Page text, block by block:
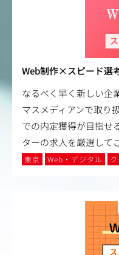
Web制作×スピード選
なるべく早く新しい企
マスメディアンで取り
での内定獲得が目指せ
ターの求人を厳選して
東京 Web・デジタル